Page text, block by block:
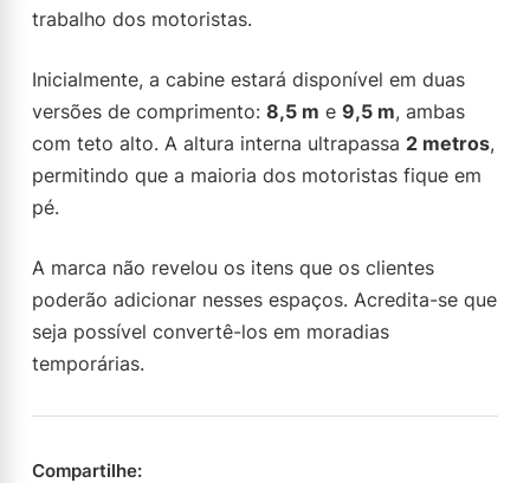
trabalho dos motoristas.
Inicialmente, a cabine estará disponível em duas
versões de comprimento: 8,5 m e 9,5 m, ambas
com teto alto. A altura interna ultrapassa 2 metros,
permitindo que a maioria dos motoristas fique em
pé.
A marca não revelou os itens que os clientes
poderão adicionar nesses espaços. Acredita-se que
seja possível convertê-los em moradias
temporárias.
Compartilhe: